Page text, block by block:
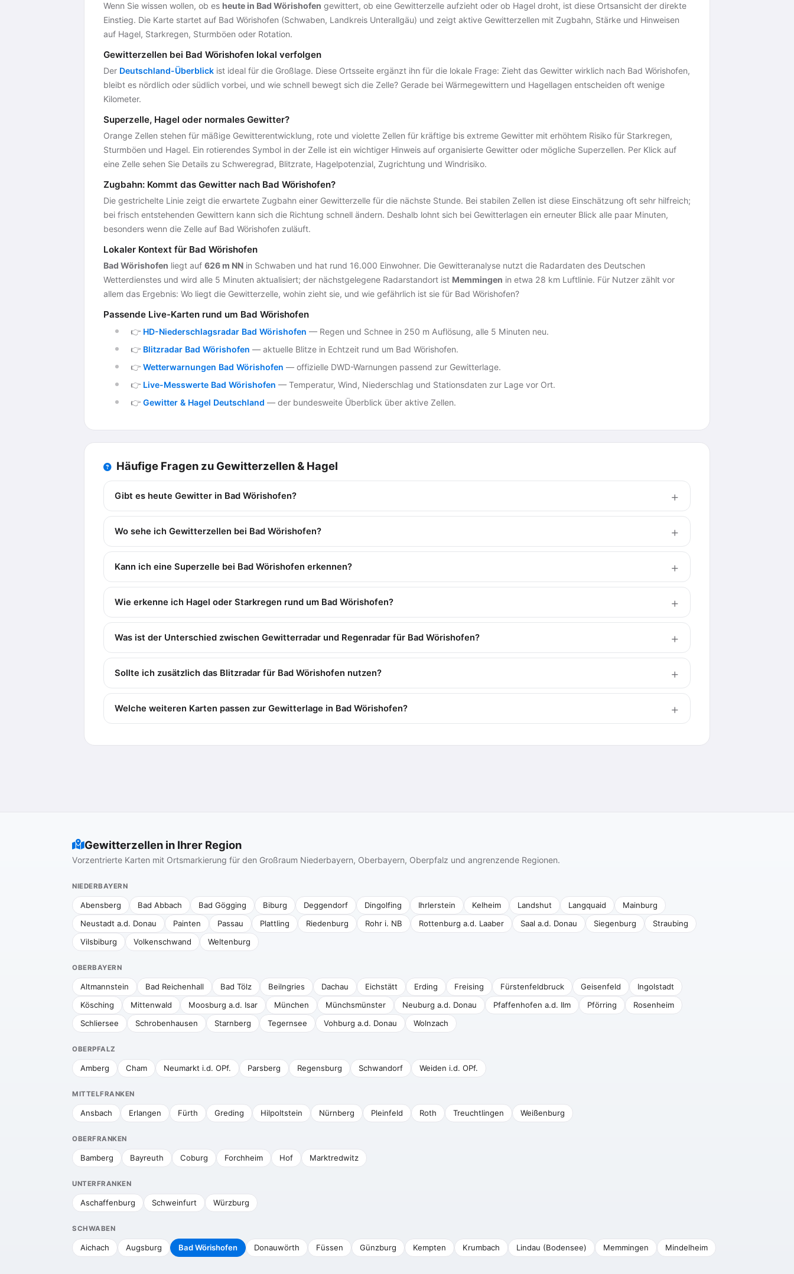
Wenn Sie wissen wollen, ob es heute in Bad Wörishofen gewittert, ob eine Gewitterzelle aufzieht oder ob Hagel droht, ist diese Ortsansicht der direkte
Einstieg. Die Karte startet auf Bad Wörishofen (Schwaben, Landkreis Unterallgäu) und zeigt aktive Gewitterzellen mit Zugbahn, Stärke und Hinweisen
auf Hagel, Starkregen, Sturmböen oder Rotation.
Gewitterzellen bei Bad Wörishofen lokal verfolgen
Der Deutschland-Überblick ist ideal für die Großlage. Diese Ortsseite ergänzt ihn für die lokale Frage: Zieht das Gewitter wirklich nach Bad Wörishofen,
bleibt es nördlich oder südlich vorbei, und wie schnell bewegt sich die Zelle? Gerade bei Wärmegewittern und Hagellagen entscheiden oft wenige
Kilometer.
Superzelle, Hagel oder normales Gewitter?
Orange Zellen stehen für mäßige Gewitterentwicklung, rote und violette Zellen für kräftige bis extreme Gewitter mit erhöhtem Risiko für Starkregen,
Sturmböen und Hagel. Ein rotierendes Symbol in der Zelle ist ein wichtiger Hinweis auf organisierte Gewitter oder mögliche Superzellen. Per Klick auf
eine Zelle sehen Sie Details zu Schweregrad, Blitzrate, Hagelpotenzial, Zugrichtung und Windrisiko.
Zugbahn: Kommt das Gewitter nach Bad Wörishofen?
Die gestrichelte Linie zeigt die erwartete Zugbahn einer Gewitterzelle für die nächste Stunde. Bei stabilen Zellen ist diese Einschätzung oft sehr hilfreich;
bei frisch entstehenden Gewittern kann sich die Richtung schnell ändern. Deshalb lohnt sich bei Gewitterlagen ein erneuter Blick alle paar Minuten,
besonders wenn die Zelle auf Bad Wörishofen zuläuft.
Lokaler Kontext für Bad Wörishofen
Bad Wörishofen liegt auf 626 m NN in Schwaben und hat rund 16.000 Einwohner. Die Gewitteranalyse nutzt die Radardaten des Deutschen
Wetterdienstes und wird alle 5 Minuten aktualisiert; der nächstgelegene Radarstandort ist Memmingen in etwa 28 km Luftlinie. Für Nutzer zählt vor
allem das Ergebnis: Wo liegt die Gewitterzelle, wohin zieht sie, und wie gefährlich ist sie für Bad Wörishofen?
Passende Live-Karten rund um Bad Wörishofen
👉 HD-Niederschlagsradar Bad Wörishofen — Regen und Schnee in 250 m Auflösung, alle 5 Minuten neu.
👉 Blitzradar Bad Wörishofen — aktuelle Blitze in Echtzeit rund um Bad Wörishofen.
👉 Wetterwarnungen Bad Wörishofen — offizielle DWD-Warnungen passend zur Gewitterlage.
👉 Live-Messwerte Bad Wörishofen — Temperatur, Wind, Niederschlag und Stationsdaten zur Lage vor Ort.
👉 Gewitter & Hagel Deutschland — der bundesweite Überblick über aktive Zellen.
Häufige Fragen zu Gewitterzellen & Hagel
Gibt es heute Gewitter in Bad Wörishofen?
Wo sehe ich Gewitterzellen bei Bad Wörishofen?
Kann ich eine Superzelle bei Bad Wörishofen erkennen?
Wie erkenne ich Hagel oder Starkregen rund um Bad Wörishofen?
Was ist der Unterschied zwischen Gewitterradar und Regenradar für Bad Wörishofen?
Sollte ich zusätzlich das Blitzradar für Bad Wörishofen nutzen?
Welche weiteren Karten passen zur Gewitterlage in Bad Wörishofen?
Gewitterzellen in Ihrer Region
Vorzentrierte Karten mit Ortsmarkierung für den Großraum Niederbayern, Oberbayern, Oberpfalz und angrenzende Regionen.
NIEDERBAYERN
Abensberg Bad Abbach Bad Gögging Biburg Deggendorf Dingolfing Ihrlerstein Kelheim Landshut Langquaid
Mainburg
Neustadt a.d. Donau
Painten Passau Plattling Riedenburg Rohr i. NB Rottenburg a.d. Laaber Saal a.d. Donau Siegenburg
Straubing
Vilsbiburg
Volkenschwand Weltenburg
OBERBAYERN
Altmannstein Bad Reichenhall Bad Tölz Beilngries Dachau Eichstätt Erding Freising Fürstenfeldbruck Geisenfeld
Ingolstadt
Kösching
Mittenwald Moosburg a.d. Isar München Münchsmünster Neuburg a.d. Donau Pfaffenhofen a.d. Ilm Pförring
Rosenheim
Schliersee
Schrobenhausen Starnberg Tegernsee Vohburg a.d. Donau Wolnzach
OBERPFALZ
Amberg Cham Neumarkt i.d. OPf. Parsberg Regensburg Schwandorf Weiden i.d. OPf.
MITTELFRANKEN
Ansbach Erlangen Fürth Greding Hilpoltstein Nürnberg Pleinfeld Roth Treuchtlingen Weißenburg
OBERFRANKEN
Bamberg Bayreuth Coburg Forchheim Hof Marktredwitz
UNTERFRANKEN
Aschaffenburg Schweinfurt Würzburg
SCHWABEN
Aichach Augsburg Bad Wörishofen Donauwörth Füssen Günzburg Kempten Krumbach Lindau (Bodensee) Memmingen Mindelheim